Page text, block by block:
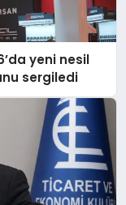
yeni nesil
sergiledi